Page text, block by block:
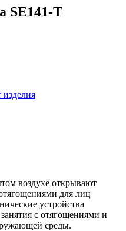
SE141-Т
изделия
воздухе открывают
для лиц
устройства
с отягощениями и
среды.